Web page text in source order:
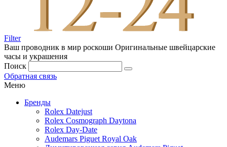
Filter
Ваш проводник в мир роскоши Оригинальные швейцарские
часы и украшения
Поиск
Обратная связь
Меню
Бренды
Rolex Datejust
Rolex Cosmograph Daytona
Rolex Day-Date
Audemars Piguet Royal Oak